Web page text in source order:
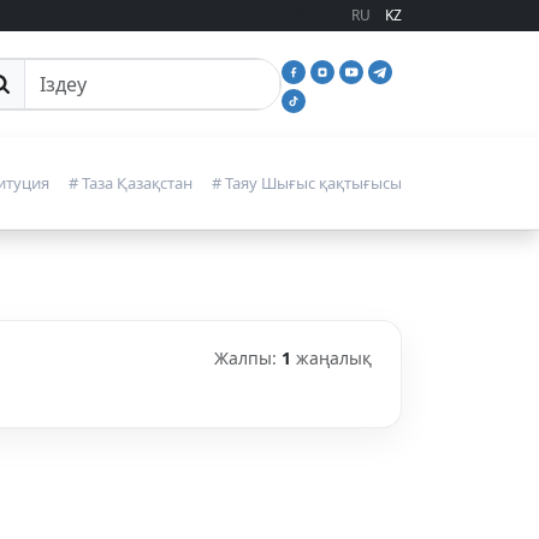
RU KZ
іздеу
# Таза Қазақстан # Таяу Шығыс қақтығысы
Жалпы: 1 жаңалық